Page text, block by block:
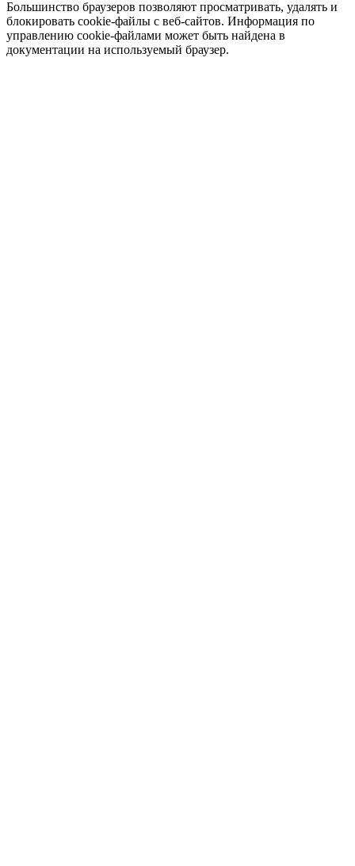
Большинство браузеров позволяют просматривать, удалять и
блокировать cookie-файлы c веб-сайтов. Информация по
управлению cookie-файлами может быть найдена в
документации на используемый браузер.